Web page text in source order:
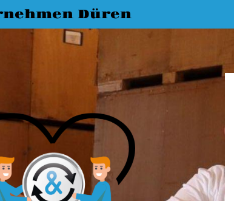
Düren